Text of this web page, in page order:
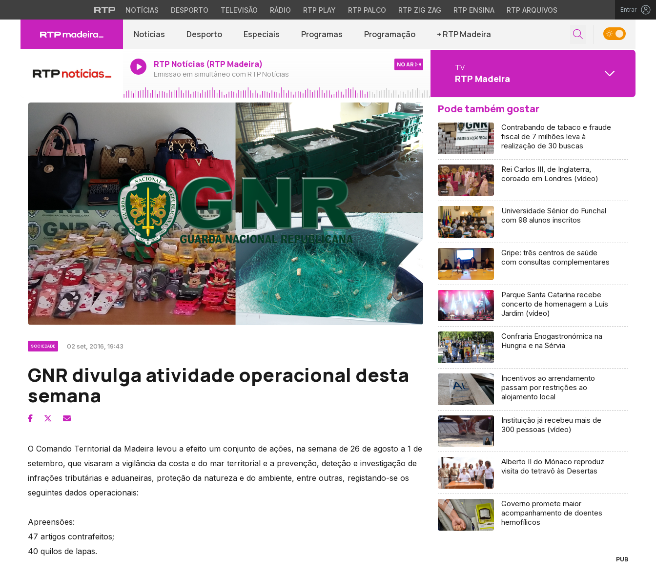
NOTÍCIAS DESPORTO TELEVISÃO RÁDIO RTP PLAY RTP PALCO RTP ZIG ZAG RTP ENSINA RTP ARQUIVOS Entrar
Notícias Desporto Especiais Programas Programação + RTP Madeira
RTP Notícias (RTP Madeira)
Emissão em simultâneo com RTP Notícias
NO AR TV
RTP Madeira
SOCIEDADE 02 set, 2016, 19:43
GNR divulga atividade operacional desta
semana
O Comando Territorial da Madeira levou a efeito um conjunto de ações, na semana de 26 de agosto a 1 de
setembro, que visaram a vigilância da costa e do mar territorial e a prevenção, deteção e investigação de
infrações tributárias e aduaneiras, proteção da natureza e do ambiente, entre outras, registando-se os
seguintes dados operacionais:
Apreensões:
47 artigos contrafeitos;
40 quilos de lapas.
Pode também gostar
Contrabando de tabaco e fraude
fiscal de 7 milhões leva à
realização de 30 buscas
Rei Carlos III, de Inglaterra,
coroado em Londres (vídeo)
Universidade Sénior do Funchal
com 98 alunos inscritos
Gripe: três centros de saúde
com consultas complementares
Parque Santa Catarina recebe
concerto de homenagem a Luís
Jardim (vídeo)
Confraria Enogastronómica na
Hungria e na Sérvia
Incentivos ao arrendamento
passam por restrições ao
alojamento local
Instituição já recebeu mais de
300 pessoas (vídeo)
Alberto II do Mónaco reproduz
visita do tetravô às Desertas
Governo promete maior
acompanhamento de doentes
hemofílicos
PUB